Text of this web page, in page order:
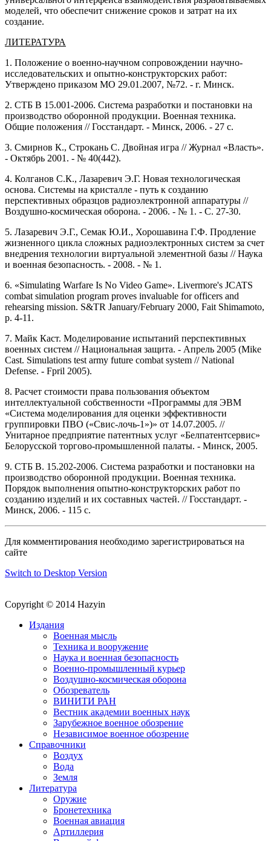
моделей, что обеспечит снижение сроков и затрат на их
создание.
ЛИТЕРАТУРА
1. Положение о военно-научном сопровождении научно-
исследовательских и опытно-конструкторских работ:
Утверждено приказом МО 29.01.2007, №72. - г. Минск.
2. СТБ В 15.001-2006. Система разработки и постановки на
производство оборонной продукции. Военная техника.
Общие положения // Госстандарт. - Минск, 2006. - 27 с.
3. Смирнов К., Строкань С. Двойная игра // Журнал «Власть».
- Октябрь 2001. - № 40(442).
4. Колганов С.К., Лазаревич Э.Г. Новая технологическая
основа. Системы на кристалле - путь к созданию
перспективных образцов радиоэлектронной аппаратуры //
Воздушно-космическая оборона. - 2006. - № 1. - С. 27-30.
5. Лазаревич Э.Г., Семак Ю.И., Хорошавина Г.Ф. Продление
жизненного цикла сложных радиоэлектронных систем за счет
внедрения технологии виртуальной элементной базы // Наука
и военная безопасность. - 2008. - № 1.
6. «Simulating Warfare Is No Video Game». Livermore's JCATS
combat simulation program proves invaluable for officers and
rehearsing mission. S&TR January/February 2000, Fait Shimamoto,
p. 4-11.
7. Майк Каст. Моделирование испытаний перспективных
военных систем // Национальная защита. - Апрель 2005 (Mike
Cast. Simulations test army future combat system // National
Defense. - Fpril 2005).
8. Расчет стоимости права пользования объектом
интеллектуальной собственности «Программы для ЭВМ
«Система моделирования для оценки эффективности
группировки ПВО («Свис-лочь-1»)» от 14.07.2005. //
Унитарное предприятие патентных услуг «Белпатентсервис»
Белорусской торгово-промышленной палаты. - Минск, 2005.
9. СТБ В. 15.202-2006. Система разработки и постановки на
производство оборонной продукции. Военная техника.
Порядок выполнения опытно-конструкторских работ по
созданию изделий и их составных частей. // Госстандарт. -
Минск, 2006. - 115 с.
Для комментирования необходимо зарегистрироваться на
сайте
Switch to Desktop Version
Copyright © 2014 Hazyin
Издания
Военная мысль
Техника и вооружение
Наука и военная безопасность
Военно-промышленный курьер
Воздушно-космическая оборона
Обозреватель
ВИНИТИ РАН
Вестник академии военных наук
Зарубежное военное обозрение
Независимое военное обозрение
Справочники
Воздух
Вода
Земля
Литература
Оружие
Бронетехника
Военная авиация
Артиллерия